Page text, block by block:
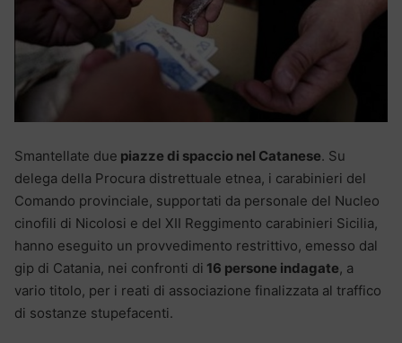
Smantellate due piazze di spaccio nel Catanese. Su
delega della Procura distrettuale etnea, i carabinieri del
Comando provinciale, supportati da personale del Nucleo
cinofili di Nicolosi e del XII Reggimento carabinieri Sicilia,
hanno eseguito un provvedimento restrittivo, emesso dal
gip di Catania, nei confronti di 16 persone indagate, a
vario titolo, per i reati di associazione finalizzata al traffico
di sostanze stupefacenti.